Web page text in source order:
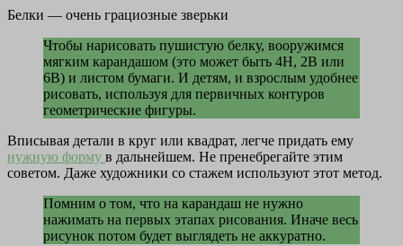
Белки — очень грациозные зверьки
Чтобы нарисовать пушистую белку, вооружимся
мягким карандашом (это может быть 4Н, 2В или
6В) и листом бумаги. И детям, и взрослым удобнее
рисовать, используя для первичных контуров
геометрические фигуры.
Вписывая детали в круг или квадрат, легче придать ему
нужную форму в дальнейшем. Не пренебрегайте этим
советом. Даже художники со стажем используют этот метод.
Помним о том, что на карандаш не нужно
нажимать на первых этапах рисования. Иначе весь
рисунок потом будет выглядеть не аккуратно.